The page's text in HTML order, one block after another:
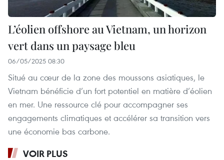
L’éolien offshore au Vietnam, un horizon
vert dans un paysage bleu
06/05/2025 08:30
Situé au cœur de la zone des moussons asiatiques, le
Vietnam bénéficie d’un fort potentiel en matière d’éolien
en mer. Une ressource clé pour accompagner ses
engagements climatiques et accélérer sa transition vers
une économie bas carbone.
VOIR PLUS